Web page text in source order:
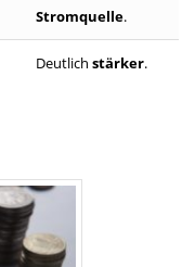
Stromquelle.
Deutlich stärker.